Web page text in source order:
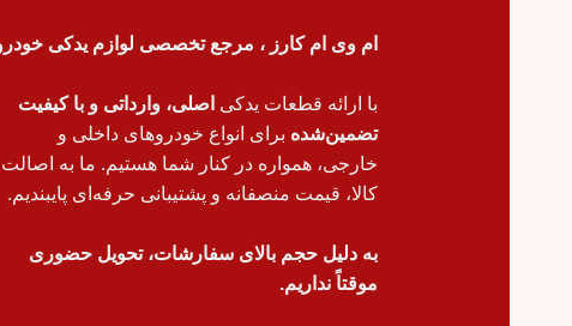
ام وی ام کارز ، مرجع تخصصی لوازم یدکی
با ارائه قطعات یدکی اصلی، وارداتی و با کیفیت
تضمین‌شده برای انواع خودروهای داخلی و
خارجی، همواره در کنار شما هستیم. ما به اصالت
کالا، قیمت منصفانه و پشتیبانی حرفه‌ای پایبندیم.
به دلیل حجم بالای سفارشات، تحویل حضوری
موقتاً نداریم.